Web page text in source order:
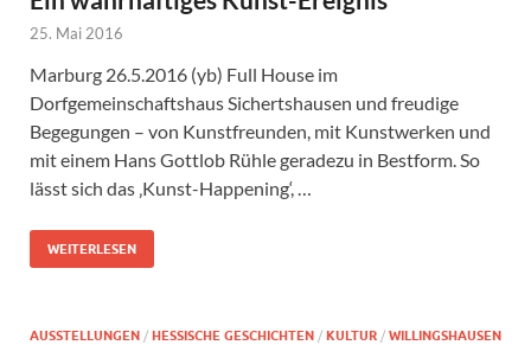
25. Mai 2016
Marburg 26.5.2016 (yb) Full House im
Dorfgemeinschaftshaus Sichertshausen und freudige
Begegungen – von Kunstfreunden, mit Kunstwerken und
mit einem Hans Gottlob Rühle geradezu in Bestform. So
lässt sich das ‚Kunst-Happening‘, …
WEITERLESEN
AUSSTELLUNGEN / HESSISCHE GESCHICHTEN / KULTUR / WILLINGSHAUSEN